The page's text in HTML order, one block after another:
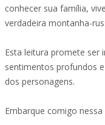
conhecer sua família,
verdadeira montanha-
Esta leitura promete ser
sentimentos profundos
dos personagens.
Embarque comigo